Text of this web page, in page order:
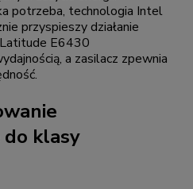
potrzeba, technologia Intel
przyspieszy działanie
E6430
a zasilacz zpewnia
klasy